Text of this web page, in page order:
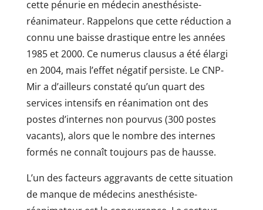
cette pénurie en médecin anesthésiste-
réanimateur. Rappelons que cette réduction a
connu une baisse drastique entre les années
1985 et 2000. Ce numerus clausus a été élargi
en 2004, mais l’effet négatif persiste. Le CNP-
Mir a d’ailleurs constaté qu’un quart des
services intensifs en réanimation ont des
postes d’internes non pourvus (300 postes
vacants), alors que le nombre des internes
formés ne connaît toujours pas de hausse.
L’un des facteurs aggravants de cette situation
de manque de médecins anesthésiste-